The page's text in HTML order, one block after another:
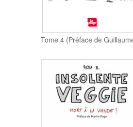
Tome 4 (Préface de